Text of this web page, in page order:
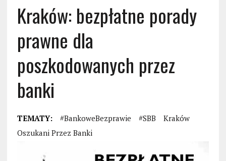
Kraków: bezpłatne porady
prawne dla
poszkodowanych przez
banki
TEMATY: #BankoweBezprawie #SBB
Kraków
Oszukani Przez Banki